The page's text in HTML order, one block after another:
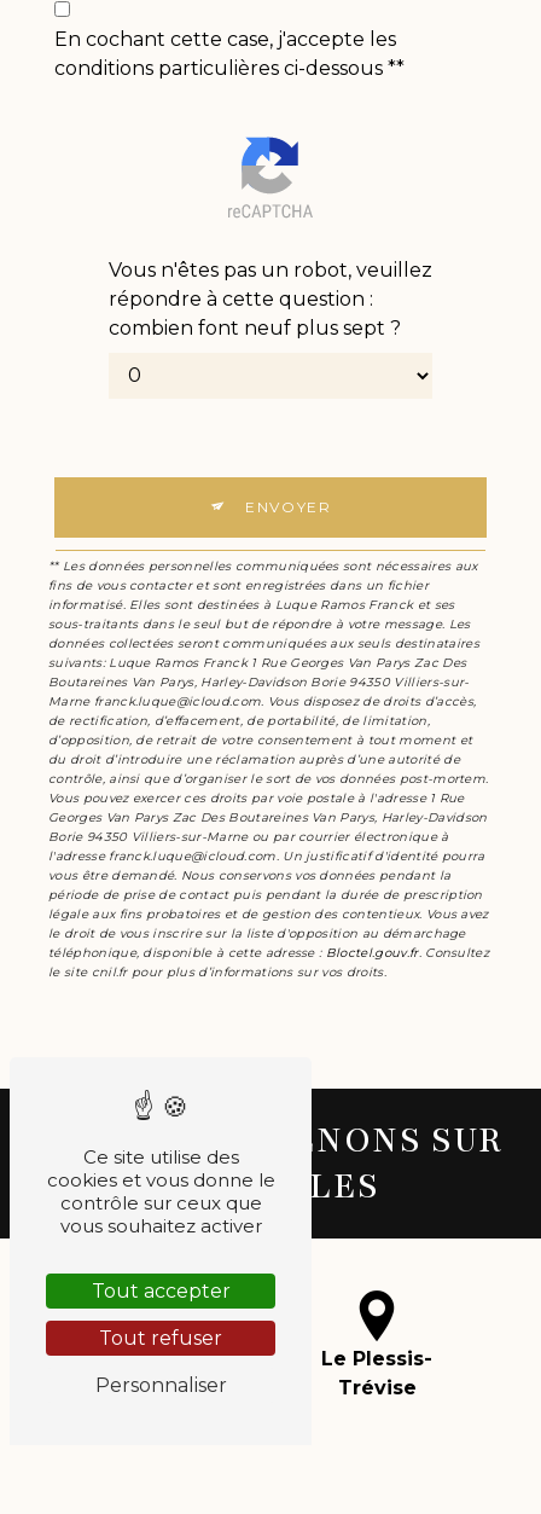
En cochant cette case, j'accepte les
conditions particulières ci-dessous **
Vous n'êtes pas un robot, veuillez
répondre à cette question :
combien font neuf plus sept ?
ENVOYER
** Les données personnelles communiquées sont nécessaires aux
fins de vous contacter et sont enregistrées dans un fichier
informatisé. Elles sont destinées à Luque Ramos Franck et ses
sous-traitants dans le seul but de répondre à votre message. Les
données collectées seront communiquées aux seuls destinataires
suivants: Luque Ramos Franck 1 Rue Georges Van Parys Zac Des
Boutareines Van Parys, Harley-Davidson Borie 94350 Villiers-sur-
Marne franck.luque@icloud.com. Vous disposez de droits d’accès,
de rectification, d’effacement, de portabilité, de limitation,
d’opposition, de retrait de votre consentement à tout moment et
du droit d’introduire une réclamation auprès d’une autorité de
contrôle, ainsi que d’organiser le sort de vos données post-mortem.
Vous pouvez exercer ces droits par voie postale à l'adresse 1 Rue
Georges Van Parys Zac Des Boutareines Van Parys, Harley-Davidson
Borie 94350 Villiers-sur-Marne ou par courrier électronique à
l'adresse franck.luque@icloud.com. Un justificatif d'identité pourra
vous être demandé. Nous conservons vos données pendant la
période de prise de contact puis pendant la durée de prescription
légale aux fins probatoires et de gestion des contentieux. Vous avez
le droit de vous inscrire sur la liste d'opposition au démarchage
téléphonique, disponible à cette adresse : Bloctel.gouv.fr. Consultez
le site cnil.fr pour plus d’informations sur vos droits.
NOUS INTERVENONS SUR
CES VILLES
Villiers-sur-
Marne
Le Plessis-
Trévise
Ce site utilise des
cookies et vous donne le
contrôle sur ceux que
vous souhaitez activer
Tout accepter
Tout refuser
Personnaliser